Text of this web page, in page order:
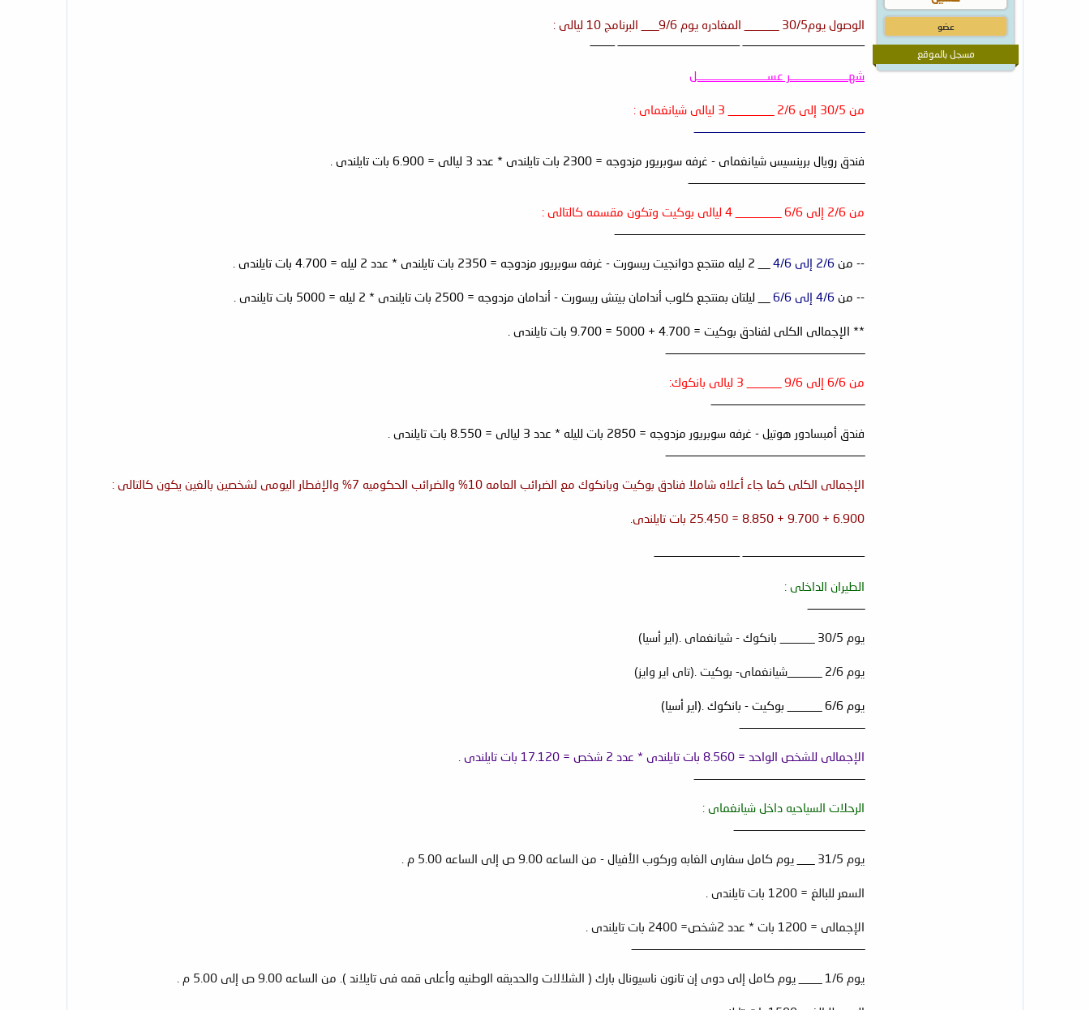
عضو
مسجل بالموقع
الوصول يوم30/5 ______ المغادره يوم 9/6___ البرنامج 10 ليالى :
شهــــــــــــــــــــــــر عســـــــــــــــــــــــــــــل
من 30/5 إلى 2/6 ________ 3 ليالى شيانغماى :
فندق رويال برينسيس شيانغماى - غرفه سوبريور مزدوجه = 2300 بات تايلندى * عدد 3 ليالى = 6.900 بات تايلندى .
من 2/6 إلى 6/6 ________ 4 ليالى بوكيت وتكون مقسمه كالتالى :
-- من
-- من 4/6 إلى 6/6 __ ليلتان بمنتجع كلوب أندامان بيتش ريسورت - أندامان مزدوجه = 2500 بات تايلندى * 2 ليله = 5000 بات تايلندى .
** الإجمالى الكلى لفنادق بوكيت = 4.700 + 5000 = 9.700 بات تايلندى .
من 6/6 إلى 9/6 ______ 3 ليالى بانكوك:
فندق أمبسادور هوتيل - غرفه سوبريور مزدوجه = 2850 بات لليله * عدد 3 ليالى = 8.550 بات تايلندى .
الإجمالى الكلى كما جاء أعلاه شاملا فنادق بوكيت وبانكوك مع الضرائب العامه 10% والضرائب الحكوميه 7% والإفطار اليومى لشخصين بالغين يكون كالتالى :
6.900 + 9.700 + 8.850 = 25.450 بات تايلندى.
الطيران الداخلى :
يوم 30/5 ______ بانكوك - شيانغماى .(اير أسيا)
يوم 2/6 ______شيانغماى- بوكيت .(تاى اير وايز)
يوم 6/6 ______ بوكيت - بانكوك .(اير أسيا)
الإجمالى للشخص الواحد = 8.560 بات تايلندى * عدد 2 شخص = 17.120 بات تايلندى .
الرحلات السياحيه داخل شيانغماى :
يوم 31/5 ___ يوم كامل سفارى الغابه وركوب الأفيال - من الساعه 9.00 ص إلى الساعه 5.00 م .
السعر للبالغ = 1200 بات تايلندى .
الإجمالى = 1200 بات * عدد 2شخص= 2400 بات تايلندى .
يوم 1/6 ____ يوم كامل إلى دوى إن تانون ناسيونال بارك ( الشلالات والحديقه الوطنيه وأعلى قمه فى تايلاند ). من الساعه 9.00 ص إلى 5.00 م .